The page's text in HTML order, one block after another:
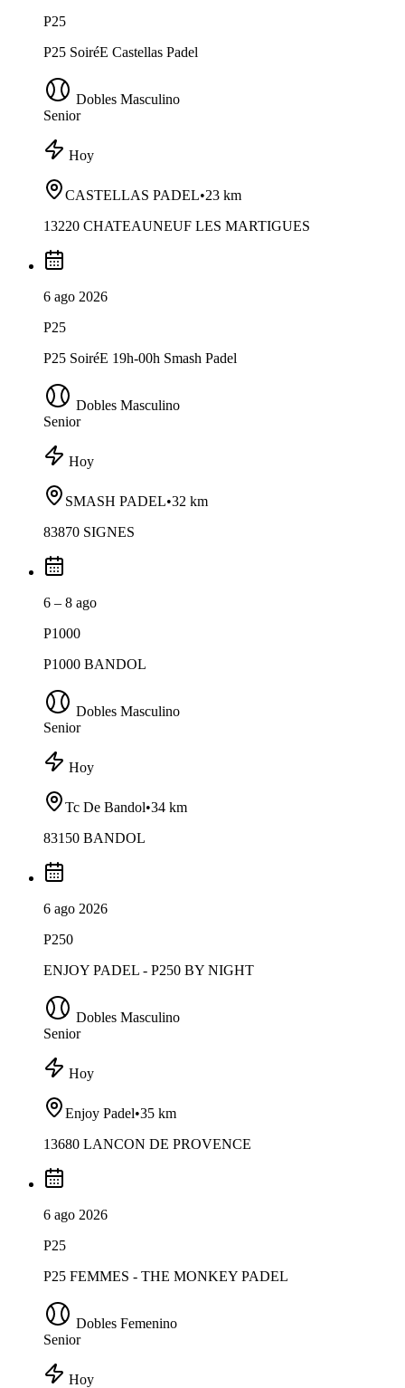
P25
P25 SoiréE Castellas Padel
Dobles Masculino
Senior
Hoy
CASTELLAS PADEL•23 km
13220 CHATEAUNEUF LES MARTIGUES
6 ago 2026
P25
P25 SoiréE 19h-00h Smash Padel
Dobles Masculino
Senior
Hoy
SMASH PADEL•32 km
83870 SIGNES
6 – 8 ago
P1000
P1000 BANDOL
Dobles Masculino
Senior
Hoy
Tc De Bandol•34 km
83150 BANDOL
6 ago 2026
P250
ENJOY PADEL - P250 BY NIGHT
Dobles Masculino
Senior
Hoy
Enjoy Padel•35 km
13680 LANCON DE PROVENCE
6 ago 2026
P25
P25 FEMMES - THE MONKEY PADEL
Dobles Femenino
Senior
Hoy